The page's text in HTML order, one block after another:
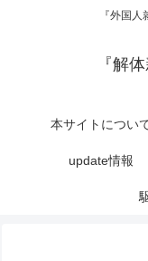
『外国
『解
本サイトについ
update情報